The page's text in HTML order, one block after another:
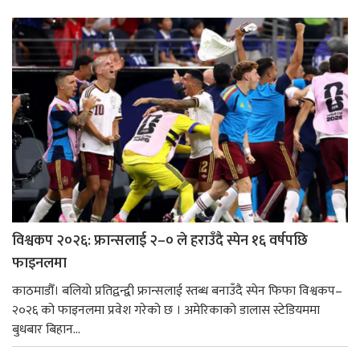
विश्वकप २०२६: फ्रान्सलाई २–० ले हराउँदै स्पेन १६ वर्षपछि
फाइनलमा
काठमाडौँ। बलियो प्रतिद्वन्द्वी फ्रान्सलाई स्तब्ध बनाउँदै स्पेन फिफा विश्वकप–
२०२६ को फाइनलमा प्रवेश गरेको छ । अमेरिकाको डालास स्टेडियममा
बुधबार बिहान...